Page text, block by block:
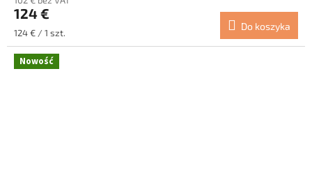
wynosi
4.5
5
gwiazdek.
124 €
Cena
jednostkowa:
124 € / 1 szt.
Do koszyka
Nowość